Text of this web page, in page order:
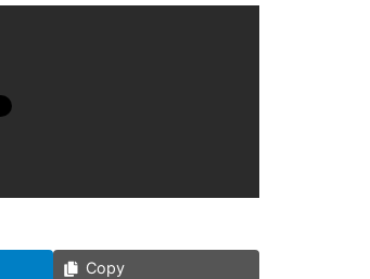
Copy